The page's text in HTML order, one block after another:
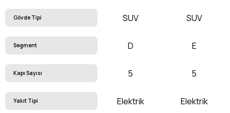
Gövde Tipi SUV SUV
Segment D E
Kapı Sayısı 5 5
Yakıt Tipi Elektrik Elektrik